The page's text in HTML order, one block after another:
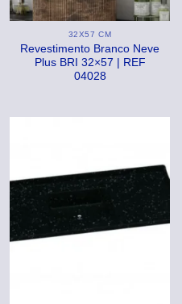
32X57 CM
Revestimento Branco Neve
Plus BRI 32×57 | REF
04028